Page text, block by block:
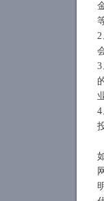
2
3
4